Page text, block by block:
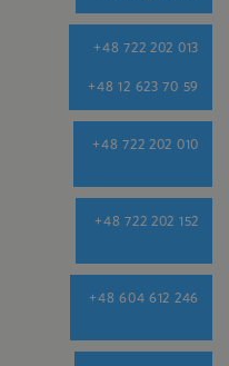
+48 722 202 013
+48 12 623 70 59
+48 722 202 010
+48 722 202 152
+48 604 612 246